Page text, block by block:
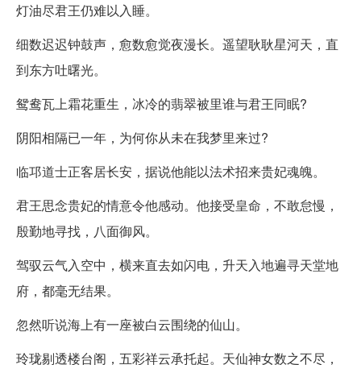
灯油尽君王仍难以入睡。
细数迟迟钟鼓声，愈数愈觉夜漫长。遥望耿耿星河天，直
到东方吐曙光。
鸳鸯瓦上霜花重生，冰冷的翡翠被里谁与君王同眠?
阴阳相隔已一年，为何你从未在我梦里来过?
临邛道士正客居长安，据说他能以法术招来贵妃魂魄。
君王思念贵妃的情意令他感动。他接受皇命，不敢怠慢，
殷勤地寻找，八面御风。
驾驭云气入空中，横来直去如闪电，升天入地遍寻天堂地
府，都毫无结果。
忽然听说海上有一座被白云围绕的仙山。
玲珑剔透楼台阁，五彩祥云承托起。天仙神女数之不尽，